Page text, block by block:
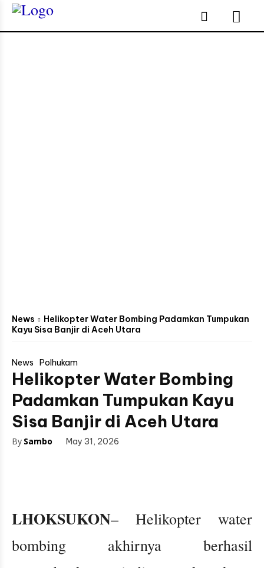
News
Helikopter Water Bombing Padamkan Tumpukan
Kayu Sisa Banjir di Aceh Utara
News Polhukam
Helikopter Water Bombing
Padamkan Tumpukan Kayu
Sisa Banjir di Aceh Utara
By Sambo May 31, 2026
LHOKSUKON– Helikopter water
bombing akhirnya berhasil